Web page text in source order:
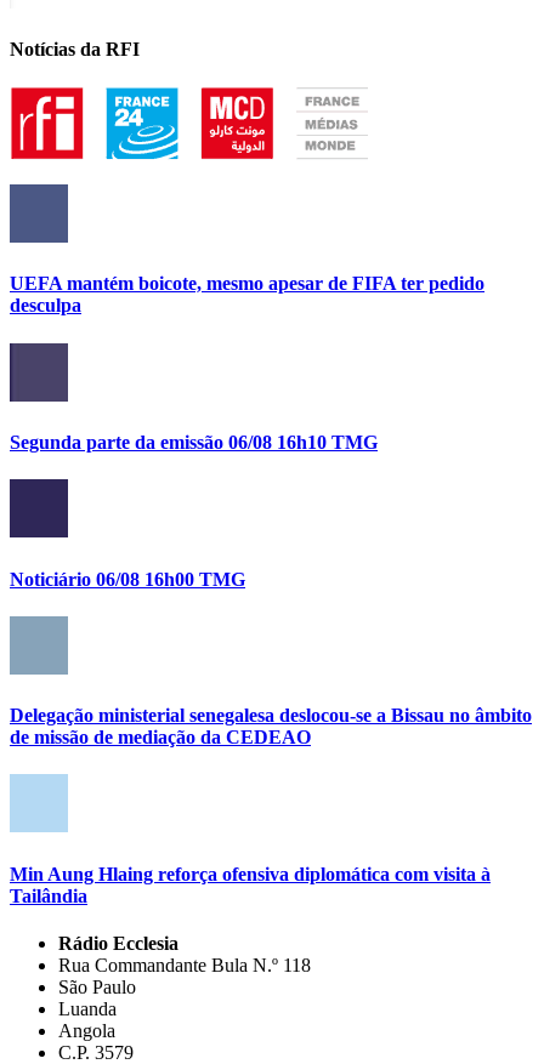
Notícias da RFI
UEFA mantém boicote, mesmo apesar de FIFA ter pedido
desculpa
Segunda parte da emissão 06/08 16h10 TMG
Noticiário 06/08 16h00 TMG
Delegação ministerial senegalesa deslocou-se a Bissau no âmbito
de missão de mediação da CEDEAO
Min Aung Hlaing reforça ofensiva diplomática com visita à
Tailândia
Rádio Ecclesia
Rua Commandante Bula N.º 118
São Paulo
Luanda
Angola
C.P. 3579